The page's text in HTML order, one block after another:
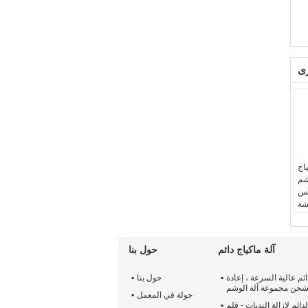
حول بنا
حول بنا
جولة في المعمل
آلة ماكياج دائم
عالية السرعة ، إعادة
شحن مجموعة آلة الوشم
لإزالة الندبات - قلم